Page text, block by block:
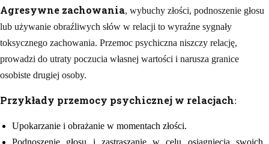
Agresywne zachowania, wybuchy złości, podnoszenie głosu
lub używanie obraźliwych słów w relacji to wyraźne sygnały
toksycznego zachowania. Przemoc psychiczna niszczy relację,
prowadzi do utraty poczucia własnej wartości i narusza granice
osobiste drugiej osoby.
Przykłady przemocy psychicznej w relacjach:
Upokarzanie i obrażanie w momentach złości.
Podnoszenie głosu i zastraszanie w celu osiągnięcia swoich